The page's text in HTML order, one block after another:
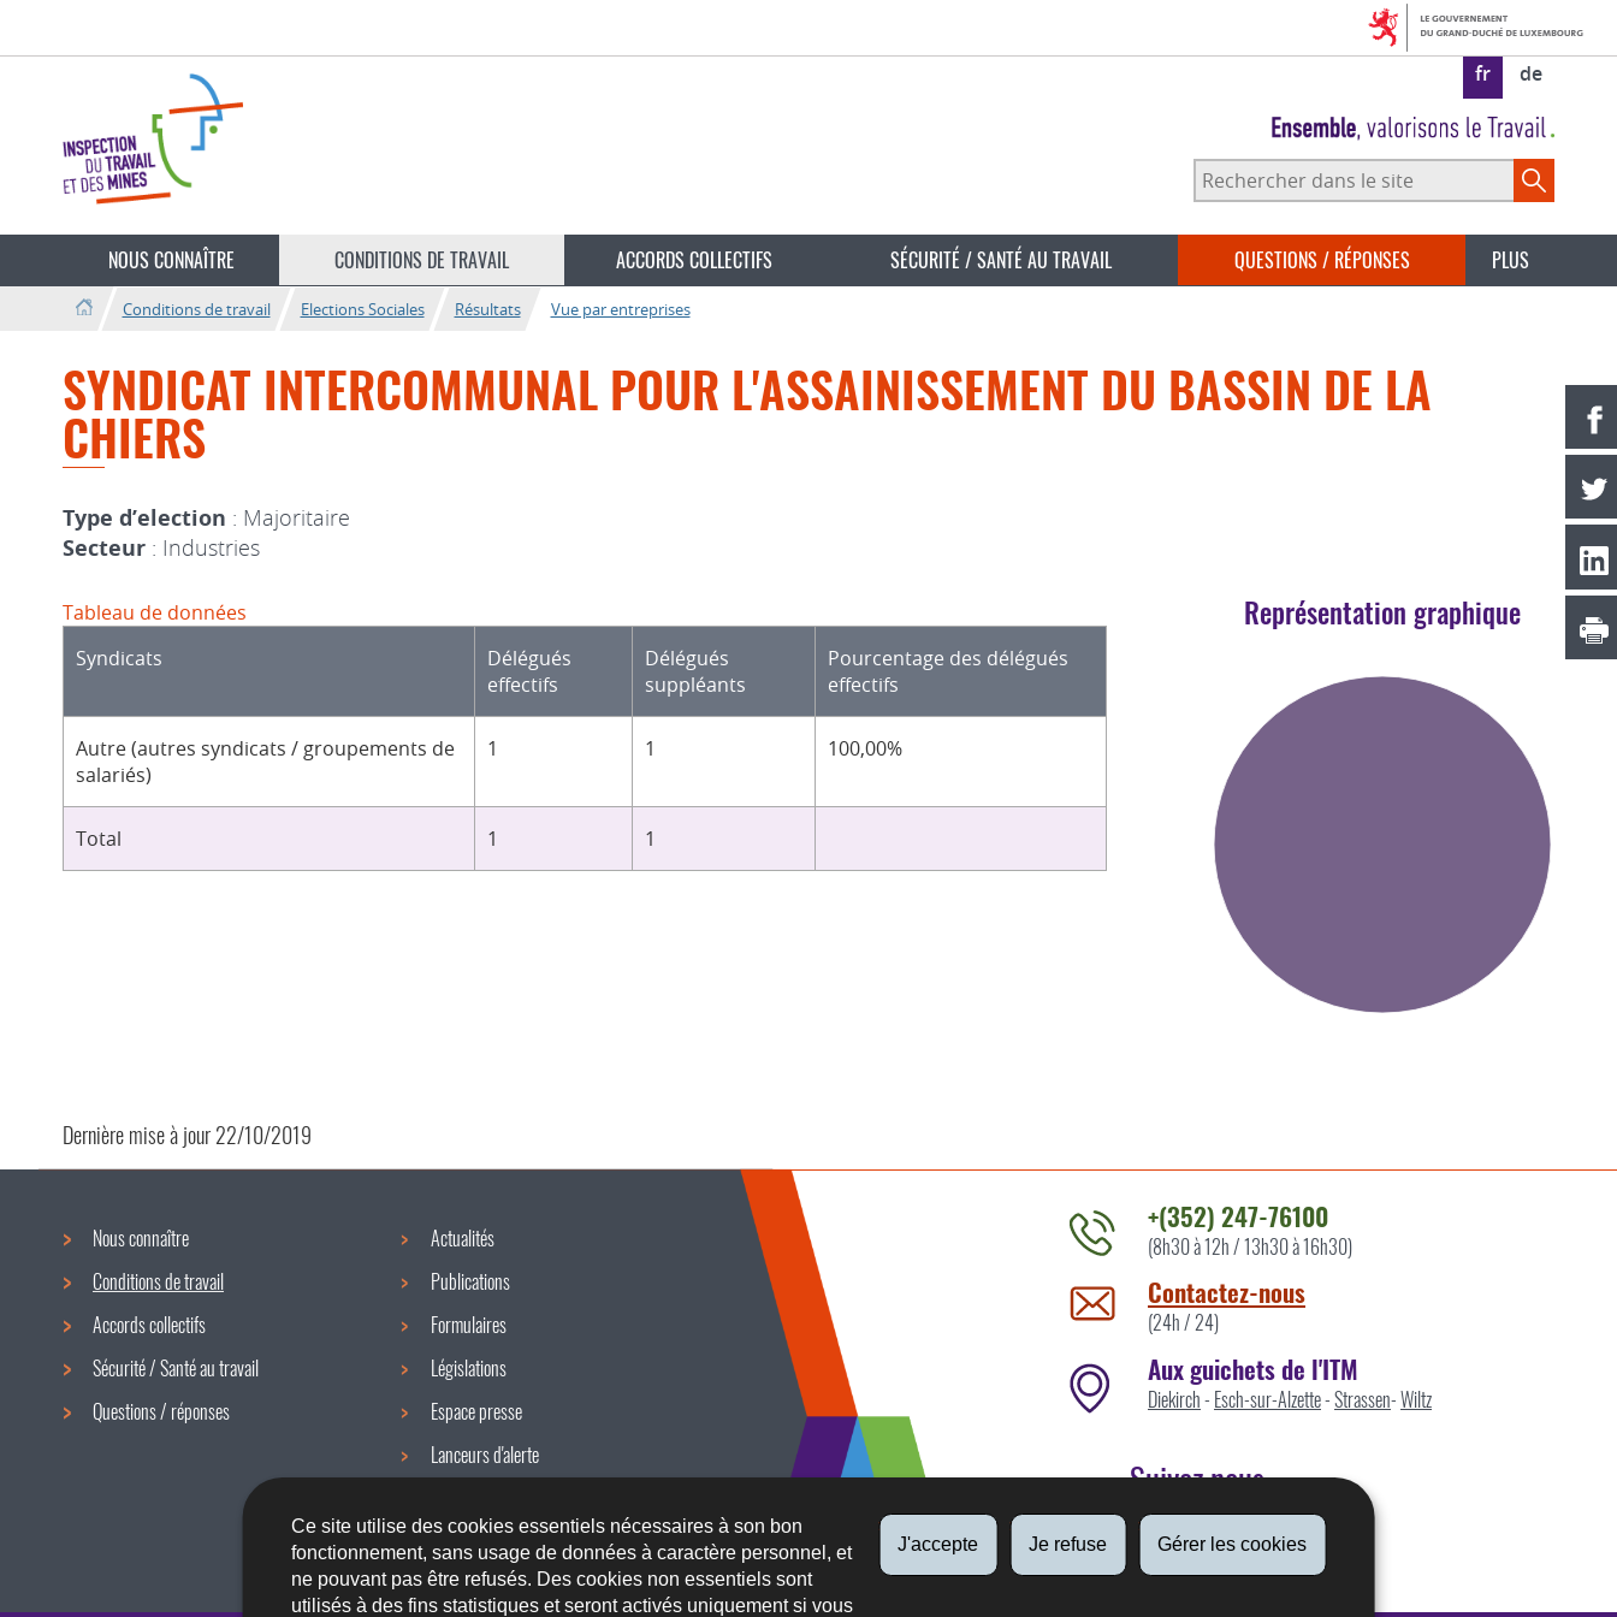
Ce site utilise des cookies essentiels nécessaires à son bon
fonctionnement, sans usage de données à caractère personnel, et
ne pouvant pas être refusés. Des cookies non essentiels sont
utilisés à des fins statistiques et seront activés uniquement si vous
J'accepte Je refuse Gérer les cookies
langue
fr de
Rechercher
dans
NOUS CONNAÎTRE CONDITIONS DE TRAVAIL ACCORDS COLLECTIFS SÉCURITÉ / SANTÉ AU TRAVAIL QUESTIONS / RÉPONSES PLUS
Conditions de travail Elections Sociales Résultats Vue par entreprises
SYNDICAT INTERCOMMUNAL POUR L'ASSAINISSEMENT DU BASSIN DE LA
CHIERS
Type d’election : Majoritaire
Secteur : Industries
Tableau de données
Syndicats
Délégués
effectifs
Délégués
suppléants
Pourcentage des délégués
effectifs
Autre (autres syndicats / groupements de
salariés)
1 1 100,00%
Total 1 1
Représentation graphique
Dernière mise à jour22/10/2019
Menu
de
navigation
Nous connaître
Conditions de travail
Accords collectifs
Sécurité / Santé au travail
Questions / réponses
Actualités
Publications
Formulaires
Législations
Espace presse
Lanceurs d'alerte
Contacter
l'ITM
par
+(352) 247-76100
(8h30 à 12h / 13h30 à 16h30)
Contactez-nous
(24h / 24)
Aux guichets de l'ITM
Diekirch- Esch-sur-Alzette-Strassen-Wiltz
Suivez nous
Linkedin